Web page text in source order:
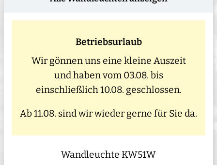
Betriebsurlaub
Wir gönnen uns eine kleine Auszeit
und haben vom 03.08. bis
einschließlich 10.08. geschlossen.
Ab 11.08. sind wir wieder gerne für Sie da.
Wandleuchte KW51W